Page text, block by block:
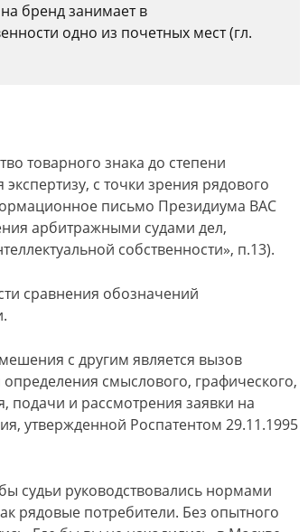
бренд занимает в
одно из почетных мест (гл.
товарного знака до степени
с точки зрения рядового
письмо Президиума ВАС
арбитражными судами дел,
собственности», п.13).
сравнения обозначений
с другим является вызов
смыслового, графического,
подачи и рассмотрения заявки на
утвержденной Роспатентом 29.11.1995
судьи руководствовались нормами
рядовые потребители. Без опытного